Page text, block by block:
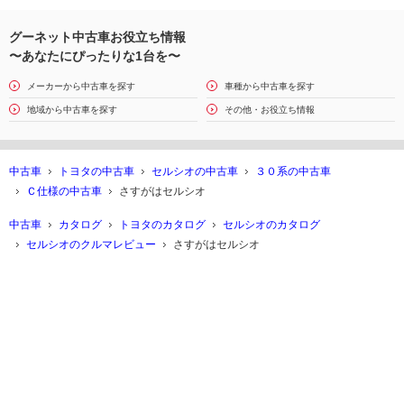
グーネット中古車お役立ち情報
〜あなたにぴったりな1台を〜
メーカーから中古車を探す 車種から中古車を探す
地域から中古車を探す その他・お役立ち情報
中古車 トヨタの中古車 セルシオの中古車
３０系の中古車
Ｃ仕様の中古車
さすがはセルシオ
中古車 カタログ トヨタのカタログ
セルシオのカタログ
セルシオのクルマレビュー
さすがはセルシオ